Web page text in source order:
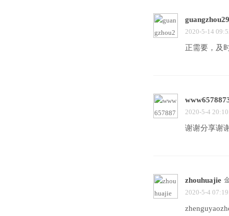
2020-5-14
正需要，及
2020-5-4
谢谢分享谢
zhouhuajie
2020-5-4